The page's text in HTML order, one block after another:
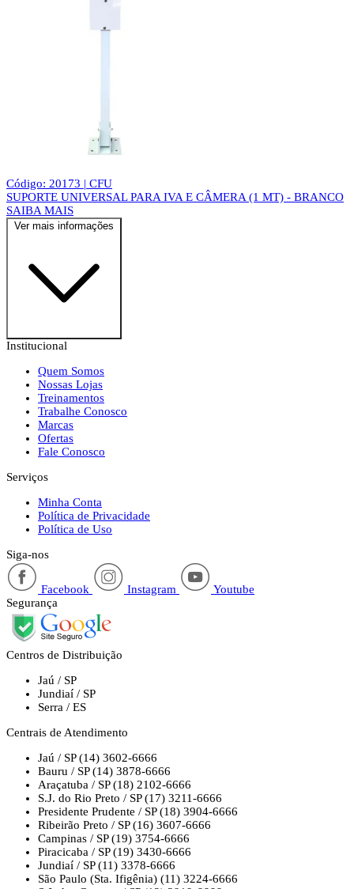
Código: 20173 | CFU
SUPORTE UNIVERSAL PARA IVA E CÂMERA (1 MT) - BRANCO
SAIBA MAIS
Ver mais informações
Institucional
Quem Somos
Nossas Lojas
Treinamentos
Trabalhe Conosco
Marcas
Ofertas
Fale Conosco
Serviços
Minha Conta
Política de Privacidade
Política de Uso
Siga-nos
Facebook Instagram
Youtube
Segurança
Centros de Distribuição
Jaú / SP
Jundiaí / SP
Serra / ES
Centrais de Atendimento
Jaú / SP (14) 3602-6666
Bauru / SP (14) 3878-6666
Araçatuba / SP (18) 2102-6666
S.J. do Rio Preto / SP (17) 3211-6666
Presidente Prudente / SP (18) 3904-6666
Ribeirão Preto / SP (16) 3607-6666
Campinas / SP (19) 3754-6666
Piracicaba / SP (19) 3430-6666
Jundiaí / SP (11) 3378-6666
São Paulo (Sta. Ifigênia) (11) 3224-6666